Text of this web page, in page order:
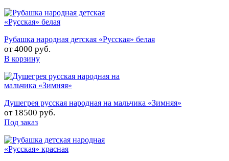
Рубашка народная детская «Русская» белая
от4000 руб.
В корзину
Душегрея русская народная на мальчика «Зимняя»
от 18500 руб.
Под заказ